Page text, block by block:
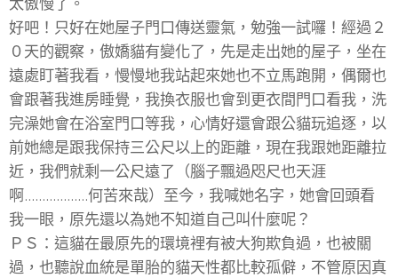
好吧！只好在她屋子門口傳送靈氣，勉強一試囉！經過２
０天的觀察，傲嬌貓有變化了，先是走出她的屋子，坐在
遠處盯著我看，慢慢地我站起來她也不立馬跑開，偶爾也
會跟著我進房睡覺，我換衣服也會到更衣間門口看我，洗
完澡她會在浴室門口等我，心情好還會跟公貓玩追逐，以
前她總是跟我保持三公尺以上的距離，現在我跟她距離拉
近，我們就剩一公尺遠了（腦子飄過咫尺也天涯
啊..................何苦來哉）至今，我喊她名字，她會回頭看
我一眼，原先還以為她不知道自己叫什麼呢？
ＰＳ：這貓在最原先的環境裡有被大狗欺負過，也被關
過，也聽說血統是單胎的貓天性都比較孤僻，不管原因真